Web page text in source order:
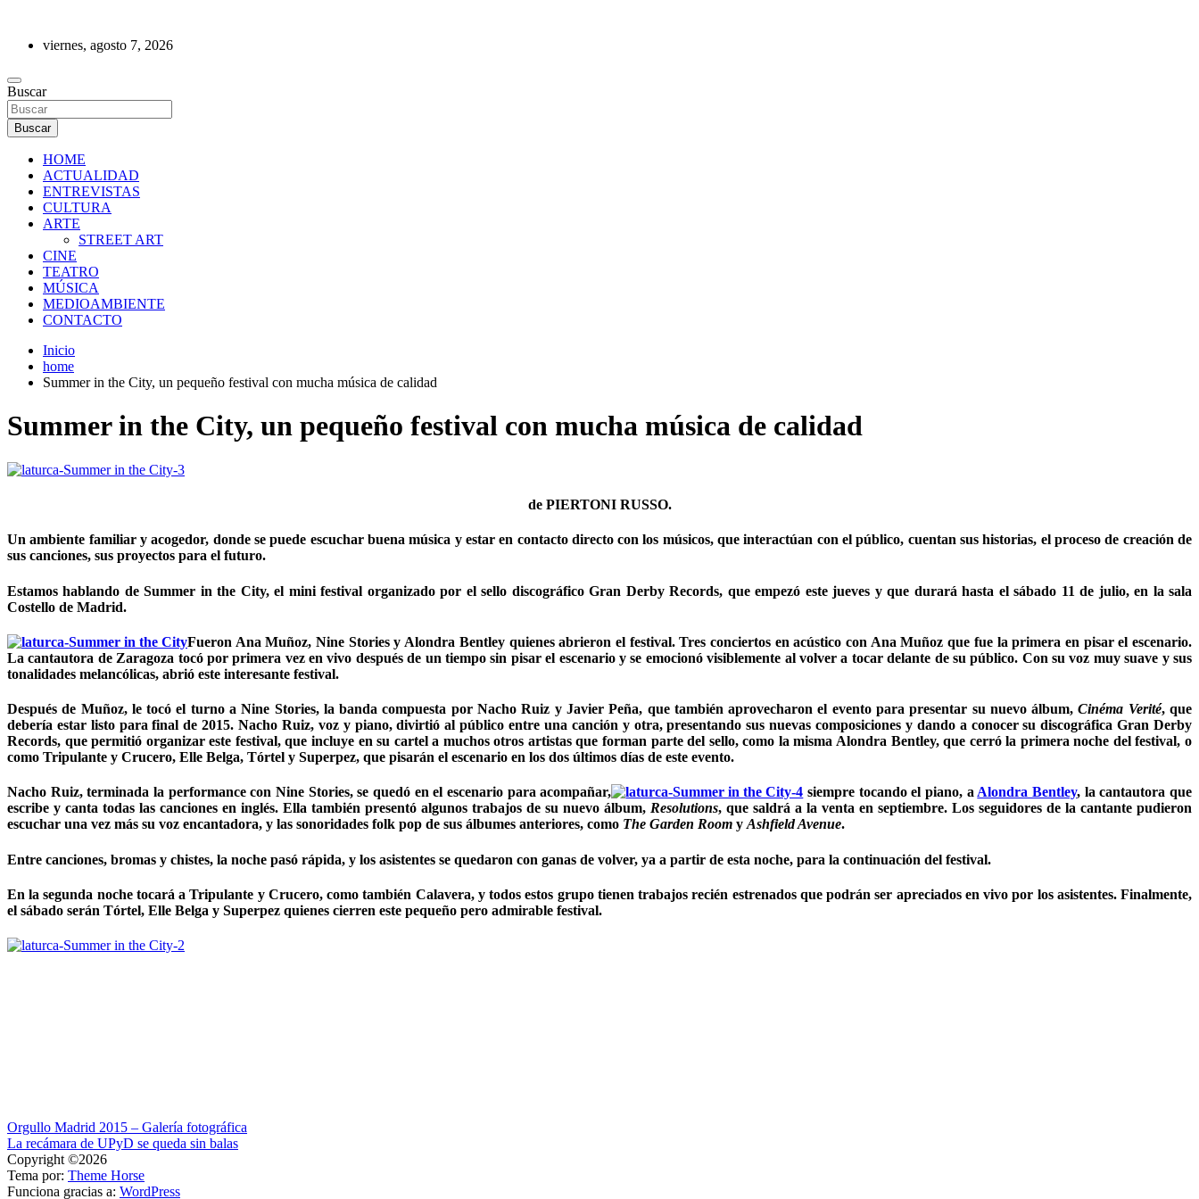
contenidoviernes, agosto 7, 2026
REVISTA DE PRENSA
Buscar
Buscar
HOME
ACTUALIDAD
ENTREVISTAS
CULTURA
ARTE
STREET ART
CINE
TEATRO
MÚSICA
MEDIOAMBIENTE
CONTACTO
Inicio
home
Summer in the City, un pequeño festival con mucha música de calidad
Summer in the City, un pequeño festival con mucha música de calidad
de PIERTONI RUSSO.
Un ambiente familiar y acogedor, donde se puede escuchar buena música y estar en contacto directo con los músicos, que interactúan con el público, cuentan sus historias, el proceso de creación de
sus canciones, sus proyectos para el futuro.
Estamos hablando de Summer in the City, el mini festival organizado por el sello discográfico Gran Derby Records, que empezó este jueves y que durará hasta el sábado 11 de julio, en la sala
Costello de Madrid.
Fueron Ana Muñoz, Nine Stories y Alondra Bentley quienes abrieron el festival. Tres conciertos en acústico con Ana Muñoz que fue la primera en pisar el escenario.
La cantautora de Zaragoza tocó por primera vez en vivo después de un tiempo sin pisar el escenario y se emocionó visiblemente al volver a tocar delante de su público. Con su voz muy suave y sus
tonalidades melancólicas, abrió este interesante festival.
Después de Muñoz, le tocó el turno a Nine Stories, la banda compuesta por Nacho Ruiz y Javier Peña, que también aprovecharon el evento para presentar su nuevo álbum,Cinéma Verité, que
debería estar listo para final de 2015. Nacho Ruiz, voz y piano, divirtió al público entre una canción y otra, presentando sus nuevas composiciones y dando a conocer su discográfica Gran Derby
Records, que permitió organizar este festival, que incluye en su cartel a muchos otros artistas que forman parte del sello, como la misma Alondra Bentley, que cerró la primera noche del festival, o
como Tripulante y Crucero, Elle Belga, Tórtel y Superpez, que pisarán el escenario en los dos últimos días de este evento.
Nacho Ruiz, terminada la performance con Nine Stories, se quedó en el escenario para acompañar, siempre tocando el piano, aAlondra Bentley, la cantautora que
escribe y canta todas las canciones en inglés. Ella también presentó algunos trabajos de su nuevo álbum, Resolutions, que saldrá a la venta en septiembre. Los seguidores de la cantante pudieron
escuchar una vez más su voz encantadora, y las sonoridades folk pop de sus álbumes anteriores, como The Garden Room yAshfield Avenue.
Entre canciones, bromas y chistes, la noche pasó rápida, y los asistentes se quedaron con ganas de volver, ya a partir de esta noche, para la continuación del festival.
En la segunda noche tocará a Tripulante y Crucero, como también Calavera, y todos estos grupo tienen trabajos recién estrenados que podrán ser apreciados en vivo por los asistentes. Finalmente,
el sábado serán Tórtel, Elle Belga y Superpez quienes cierren este pequeño pero admirable festival.
Navegación
de
entradas
Orgullo Madrid 2015 – Galería fotográfica
La recámara de UPyD se queda sin balas
Copyright ©2026
Tema por: Theme Horse
Funciona gracias a: WordPress